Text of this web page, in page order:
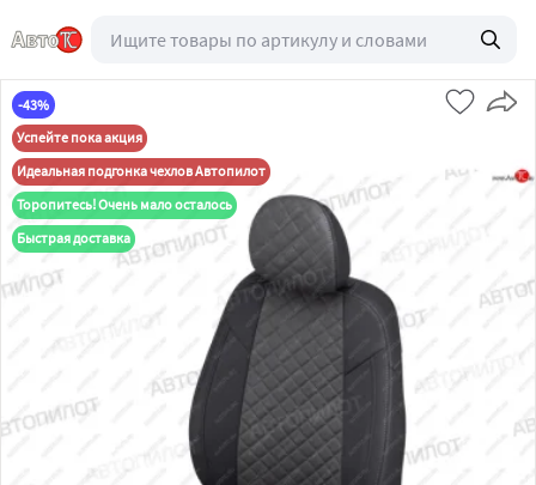
-43%
Успейте пока акция
Идеальная подгонка чехлов Автопилот
Торопитесь! Очень мало осталось
Быстрая доставка